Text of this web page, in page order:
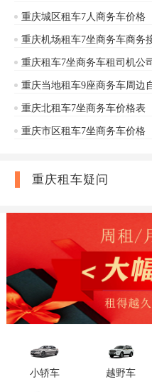
2854 1520。
重庆城区租车7人商务车价格
重庆机场租车7坐商务车商务
重庆租车7坐商务车租司机公
重庆当地租车9座商务车周边
重庆北租车7坐商务车价格表
重庆市区租车7坐商务车价格
重庆租车疑问
小轿车 越野车